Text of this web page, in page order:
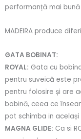
performanță mai
MADEIRA produce
GATA BOBINAT:
ROYAL: Gata cu
pentru suveică este
pentru folosire și are
bobină, ceea ce
pot schimba in
MAGNA GLIDE: Ca si